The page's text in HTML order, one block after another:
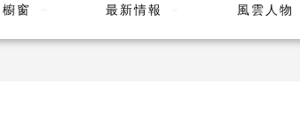
窗 最新情報 風雲人物